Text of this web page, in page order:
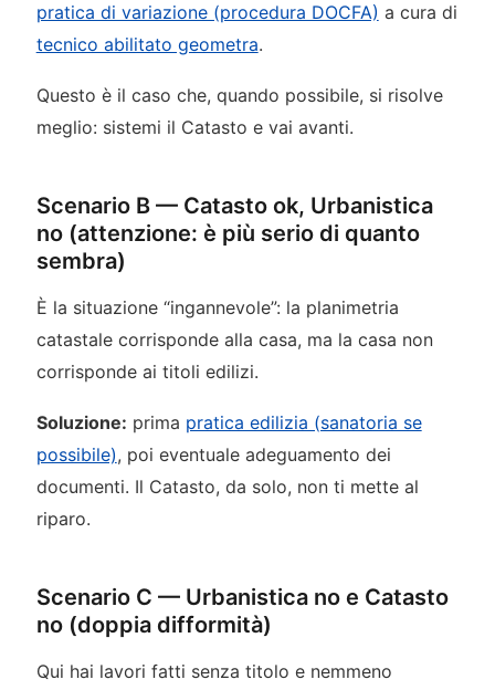
pratica di variazione (procedura DOCFA) a cura di
tecnico abilitato geometra.
Questo è il caso che, quando possibile, si risolve
meglio: sistemi il Catasto e vai avanti.
Scenario B — Catasto ok, Urbanistica
no (attenzione: è più serio di quanto
sembra)
È la situazione “ingannevole”: la planimetria
catastale corrisponde alla casa, ma la casa non
corrisponde ai titoli edilizi.
Soluzione: prima pratica edilizia (sanatoria se
possibile), poi eventuale adeguamento dei
documenti. Il Catasto, da solo, non ti mette al
riparo.
Scenario C — Urbanistica no e Catasto
no (doppia difformità)
Qui hai lavori fatti senza titolo e nemmeno